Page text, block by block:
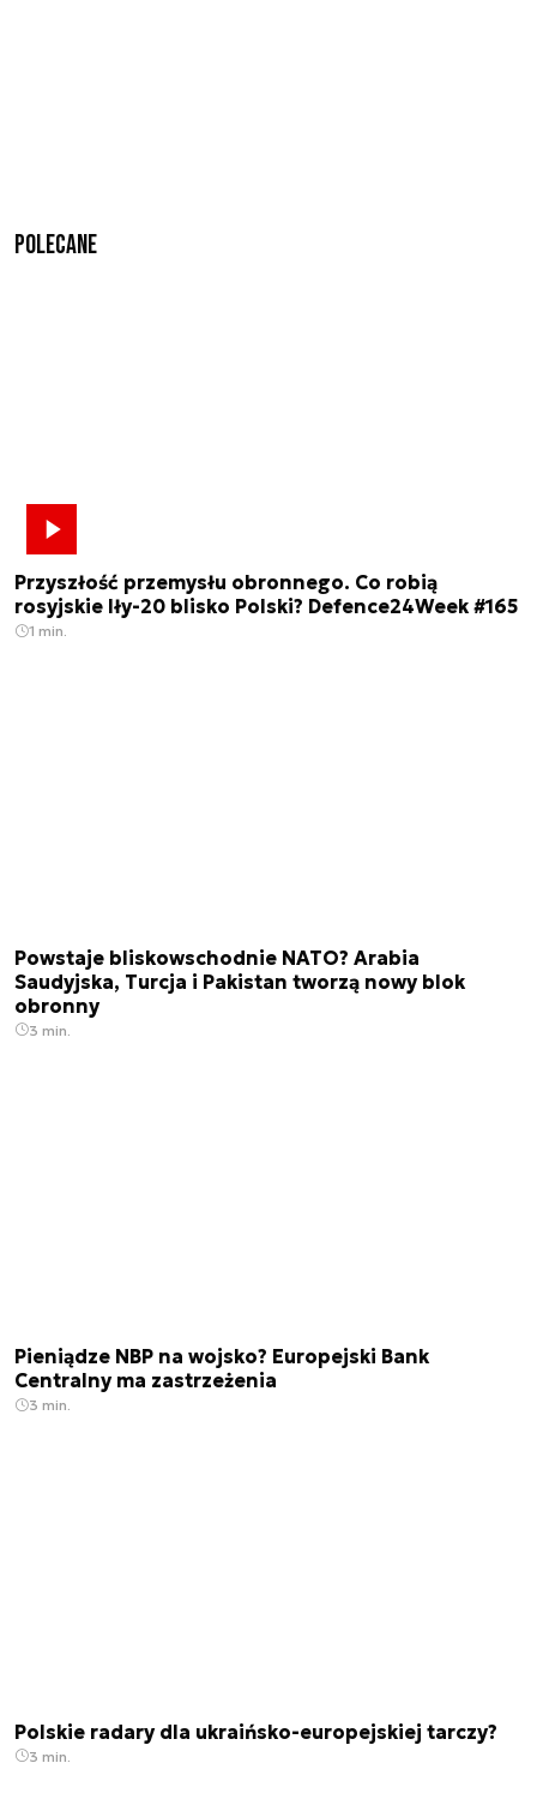
Polecane
Przyszłość przemysłu obronnego. Co robią
rosyjskie Iły-20 blisko Polski? Defence24Week #165
1 min.
Powstaje bliskowschodnie NATO? Arabia
Saudyjska, Turcja i Pakistan tworzą nowy blok
obronny
3 min.
Pieniądze NBP na wojsko? Europejski Bank
Centralny ma zastrzeżenia
3 min.
Polskie radary dla ukraińsko-europejskiej tarczy?
3 min.